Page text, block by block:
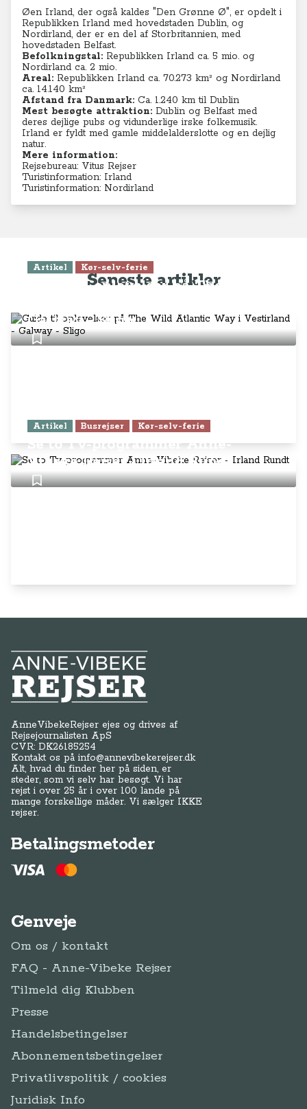
Øen Irland, der også kaldes "Den Grønne Ø", er opdelt i
Republikken Irland med hovedstaden Dublin, og
Nordirland, der er en del af Storbritannien, med
hovedstaden Belfast.
Befolkningstal: Republikken Irland ca. 5 mio. og
Nordirland ca. 2 mio.
Areal: Republikken Irland ca. 70.273 km² og Nordirland
ca. 14.140 km²
Afstand fra Danmark: Ca. 1.240 km til Dublin
Mest besøgte attraktion: Dublin og Belfast med
deres dejlige pubs og vidunderlige irske folkemusik.
Irland er fyldt med gamle middelalderslotte og en dejlig
natur.
Mere information:
Rejsebureau: Vitus Rejser
Turistinformation: Irland
Turistinformation: Nordirland
Seneste artikler
Artikel Kør-selv-ferie
Guide til oplevelser på The Wild
Galway - Sligo
Artikel Busrejser Kør-selv-ferie
Se to Tv-programmer Anne-
Vibeke Rejser - Irland Rundt
Anne-Vibeke Rejser
AnneVibekeRejser ejes og drives af
Rejsejournalisten ApS
CVR: DK26185254
Kontakt os påinfo@annevibekerejser.dk
Alt, hvad du finder her på siden, er
steder, som vi selv har besøgt. Vi har
rejst i over 25 år i over 100 lande på
mange forskellige måder. Vi sælger IKKE
rejser.
Betalingsmetoder
Genveje
Om os / kontakt
FAQ - Anne-Vibeke Rejser
Tilmeld dig Klubben
Presse
Handelsbetingelser
Abonnementsbetingelser
Privatlivspolitik / cookies
Juridisk Info